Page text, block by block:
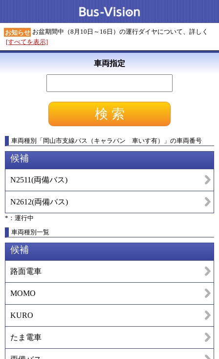
お知らせ お盆期間中（8月10日～16日）の運行ダイヤについて、詳しく
[すべてを表示]
車両指定
車両種別 「岡山市支線バス（キャラバン 車いす有） 」 の車両番号
候補
N2511(両備バス)
N2612(両備バス)
*：運行中
車両種別一覧
候補
路面電車
MOMO
KURO
たま電車